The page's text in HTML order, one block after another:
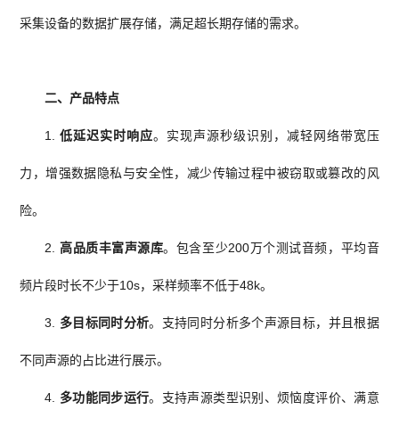
采集设备的数据扩展存储，满足超长期存储的需求。
二、产品特点
1.低延迟实时响应。实现声源秒级识别 ，减轻网络带宽压
力，增强数据隐私与安全性，减少传输过程中被窃取或篡改的风
险。
2. 高品质丰富声源库。包含至少200万个测试音频，平均音
频片段时长不少于10s，采样频率不低于48k。
3. 多目标同时分析。支持同时分析多个声源目标，并且根据
不同声源的占比进行展示。
4. 多功能同步运行。支持声源类型识别、烦恼度评价、满意